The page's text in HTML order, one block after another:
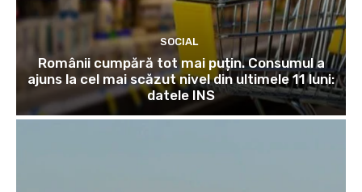
SOCIAL
Românii cumpără tot mai puțin. Consumul a
ajuns la cel mai scăzut nivel din ultimele 11 luni:
datele INS